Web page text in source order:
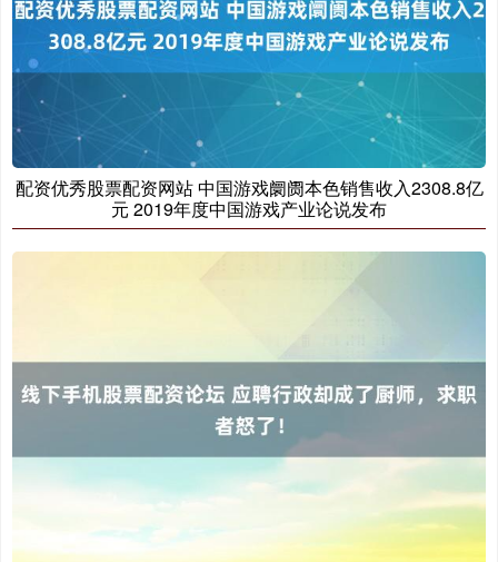
上证综指 3912.17 +11.82 +0.30%
深证成指 14287.14 +177.02 +1.25%
配资优秀股票配资网站 中国游戏阛阓本色销售收入2308.8亿
元 2019年度中国游戏产业论说发布